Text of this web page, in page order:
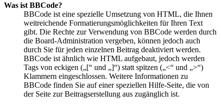
Was ist BBCode?
BBCode ist eine spezielle Umsetzung von HTML, die Ihnen
weitreichende Formatierungsmöglichkeiten für Ihren Text
gibt. Die Rechte zur Verwendung von BBCode werden durch
die Board-Administration vergeben, können jedoch auch
durch Sie für jeden einzelnen Beitrag deaktiviert werden.
BBCode ist ähnlich wie HTML aufgebaut, jedoch werden
Tags von eckigen („[“ und „]“) statt spitzen („<“ und „>“)
Klammern eingeschlossen. Weitere Informationen zu
BBCode finden Sie auf einer speziellen Hilfe-Seite, die von
der Seite zur Beitragserstellung aus zugänglich ist.